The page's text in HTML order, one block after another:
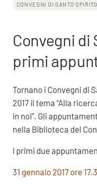
CONVEGNI DI SANTO SPIRITO
Convegni di
primi
Tornano i Convegni di
2017 il tema “Alla
in noi”. Gli
nella Biblioteca del
I primi due
31 gennaio 2017 ore